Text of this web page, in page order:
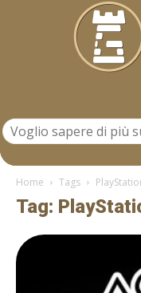
Home Tags
Tag: